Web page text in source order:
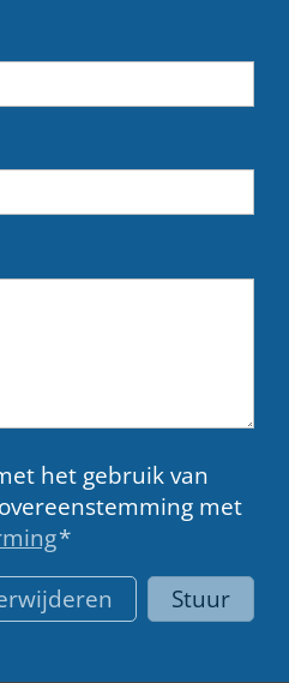
het gebruik van
met
*
Stuur